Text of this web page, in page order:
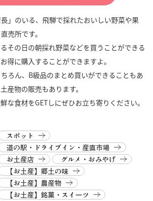
」のいる、飛騨で採れたおいしい野菜や果
売所です。
その日の朝採れ野菜などを買うことができる
得に購入することができますよ。
ろん、B級品のまとめ買いができることもあ
産物の販売もあります。
な食材をGETしにぜひお立ち寄りください。
スポット
道の駅・ドライブイン・産直市場
お土産店
グルメ・おみやげ
【お土産】郷土の味
【お土産】農産物
【お土産】銘菓・スイーツ